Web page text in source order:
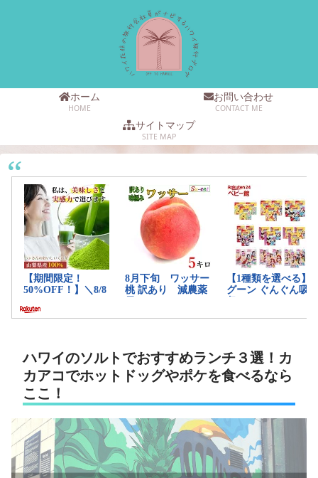
ホーム
HOME
お問い合わせ
CONTACT ME
サイトマップ
SITE MAP
ハワイのソルトでおすすめランチ３選！カ
カアコでホットドッグやポケを食べるなら
ここ！